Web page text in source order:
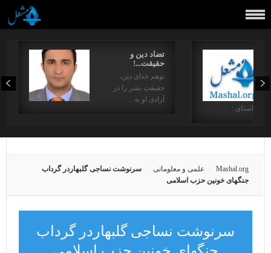
تضاد دین و
حقیقت...!
توهم خدای دین،
حقیقتِ بشر را در
آزادی او به…
در راستای : …
Mashal.org علمی و معلوماتی
سرنوشت نساجی گلبهاردر گرداب
جنگهای خونین حزب اسلامی
سرنوشت نساجی گلبهاردر گرداب